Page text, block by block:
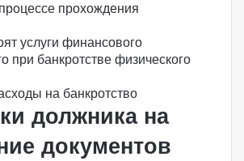
прохождения
услуги финансового
при банкротстве физического
на банкротство
должника на
документов